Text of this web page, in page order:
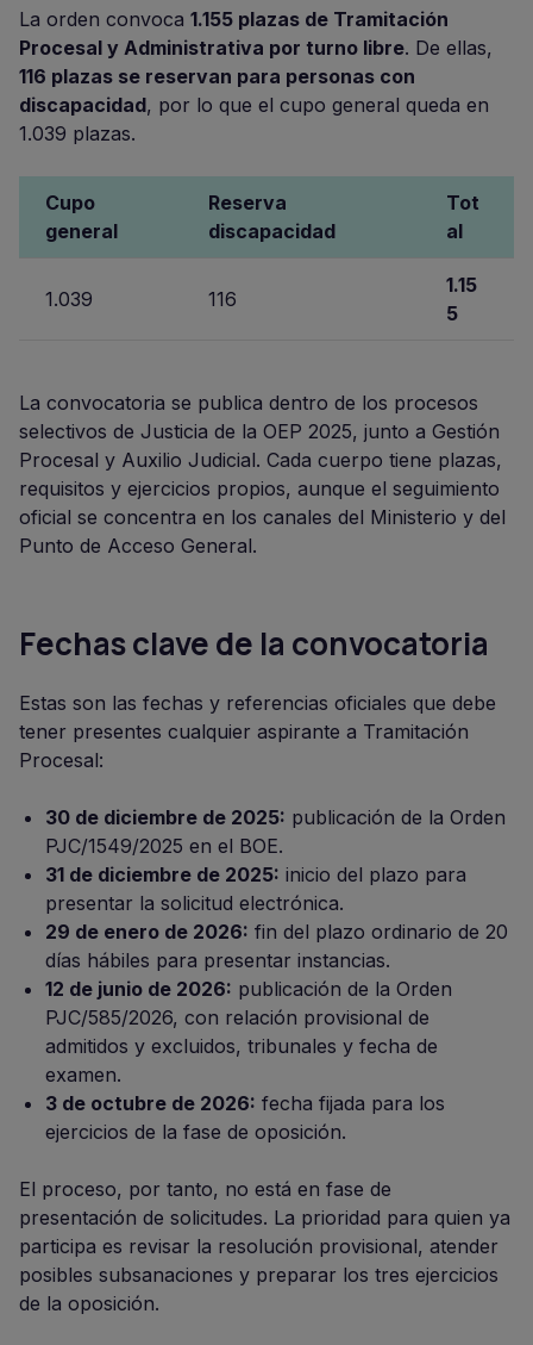
La orden convoca 1.155 plazas de Tramitación
Procesal y Administrativa por turno libre. De ellas,
116 plazas se reservan para personas con
discapacidad, por lo que el cupo general queda en
1.039 plazas.
Cupo
general
Reserva
discapacidad
Tot
al
1.039 116
1.15
5
La convocatoria se publica dentro de los procesos
selectivos de Justicia de la OEP 2025, junto a Gestión
Procesal y Auxilio Judicial. Cada cuerpo tiene plazas,
requisitos y ejercicios propios, aunque el seguimiento
oficial se concentra en los canales del Ministerio y del
Punto de Acceso General.
Fechas clave de la convocatoria
Estas son las fechas y referencias oficiales que debe
tener presentes cualquier aspirante a Tramitación
Procesal:
30 de diciembre de 2025: publicación de la Orden
PJC/1549/2025 en el BOE.
31 de diciembre de 2025: inicio del plazo para
presentar la solicitud electrónica.
29 de enero de 2026: fin del plazo ordinario de 20
días hábiles para presentar instancias.
12 de junio de 2026: publicación de la Orden
PJC/585/2026, con relación provisional de
admitidos y excluidos, tribunales y fecha de
examen.
3 de octubre de 2026: fecha fijada para los
ejercicios de la fase de oposición.
El proceso, por tanto, no está en fase de
presentación de solicitudes. La prioridad para quien ya
participa es revisar la resolución provisional, atender
posibles subsanaciones y preparar los tres ejercicios
de la oposición.